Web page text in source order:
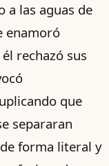
a las aguas de
enamoró
rechazó sus
que
separaran
forma literal y